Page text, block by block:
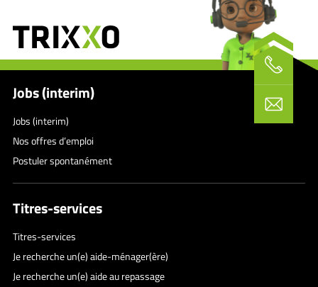
Jobs (interim)
Jobs (interim)
Nos offres d’emploi
Postuler spontanément
Titres-services
Titres-services
Je recherche un(e) aide-ménager(ère)
Je recherche un(e) aide au repassage